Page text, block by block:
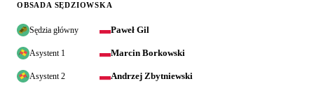
OBSADA SĘDZIOWSKA
Sędzia główny Paweł Gil
Asystent 1 Marcin Borkowski
Asystent 2 Andrzej Zbytniewski